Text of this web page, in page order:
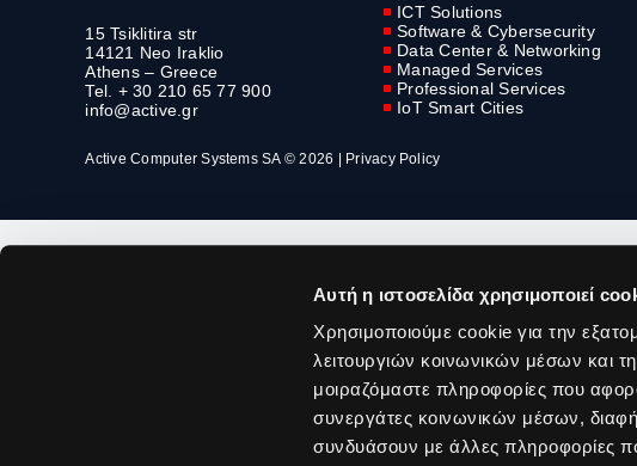
Αυτή η ιστοσελίδα χρησιμοποιεί
Χρησιμοποιούμε cookie για την
λειτουργιών κοινωνικών μέσων και
μοιραζόμαστε πληροφορίες που
συνεργάτες κοινωνικών μέσων,
συνδυάσουν με άλλες πληροφορίες
15 Tsiklitira str
14121 Neo Iraklio
Athens – Greece
Tel. + 30 210 65 77 900
info@active.gr
ICT Solutions
Software & Cybersecurity
Data Center & Networking
Managed Services
Professional Services
IoT Smart Cities
Active Computer Systems SA © 2026 | Privacy Policy